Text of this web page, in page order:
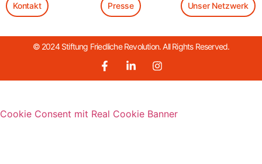
Kontakt Presse Unser Netzwerk
© 2024 Stiftung Friedliche Revolution. All Rights Reserved.
Cookie Consent mit Real Cookie Banner